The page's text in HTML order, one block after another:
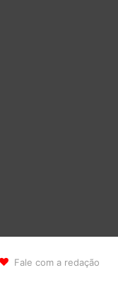
Fale com a redação